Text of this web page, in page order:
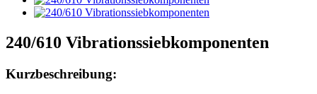
240/610 Vibrationssiebkomponenten
Kurzbeschreibung: